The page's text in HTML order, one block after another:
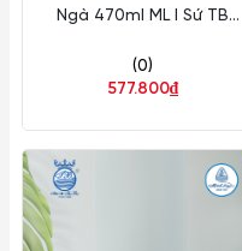
Ngà 470ml ML I Sứ TB
(0)
577.800₫